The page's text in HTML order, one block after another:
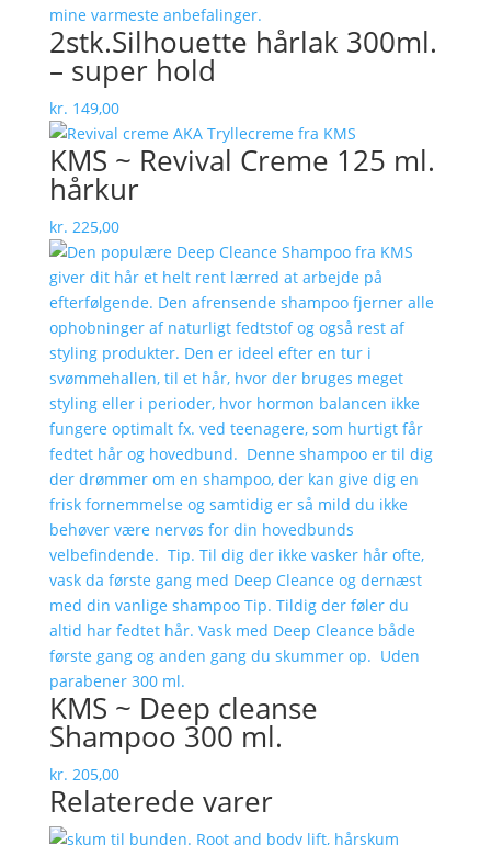
2stk.Silhouette hårlak 300ml.
– super hold
kr. 149,00
KMS ~ Revival Creme 125 ml.
hårkur
kr. 225,00
KMS ~ Deep cleanse
Shampoo 300 ml.
kr. 205,00
Relaterede varer